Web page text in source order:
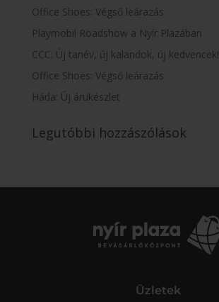
Office Shoes: Végső leárazás
Playmobil Roadshow a Nyír Plazában
CCC: Új tanév, új kalandok, új kedvencek!
Office Shoes: Végső leárazás
Háda: Új árukészlet
Legutóbbi hozzászólások
Üzletek